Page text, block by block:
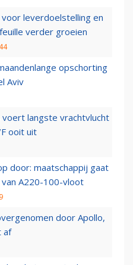
leverdoelstelling en
verder groeien
opschorting
Aviv
voert langste vrachtvlucht
ooit uit
door: maatschappij gaat
A220-100-vloot
door Apollo,
af